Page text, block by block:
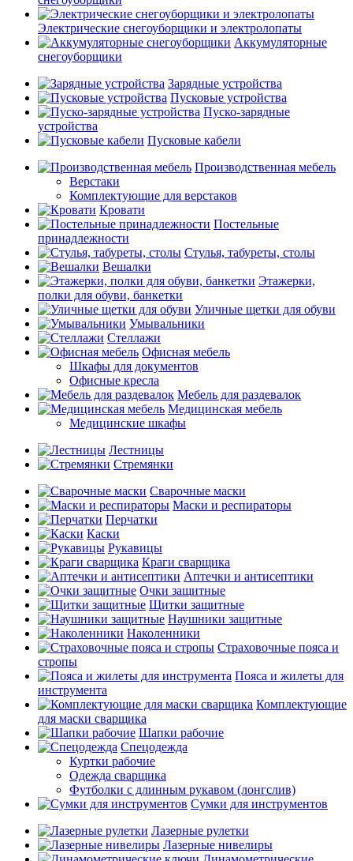
Электрические снегоуборщики и электролопаты
Аккумуляторные
снегоуборщики
Зарядные устройства
Пусковые устройства
Пуско-зарядные
устройства
Пусковые кабели
Производственная мебель
Верстаки
Комплектующие для верстаков
Кровати
Постельные
принадлежности
Стулья, табуреты, столы
Вешалки
Этажерки,
полки для обуви, банкетки
Уличные щетки для обуви
Умывальники
Стеллажи
Офисная мебель
Шкафы для документов
Офисные кресла
Мебель для раздевалок
Медицинская мебель
Медицинские шкафы
Лестницы
Стремянки
Сварочные маски
Маски и респираторы
Перчатки
Каски
Рукавицы
Краги сварщика
Аптечки и антисептики
Очки защитные
Щитки защитные
Наушники защитные
Наколенники
Страховочные пояса и
стропы
Пояса и жилеты для
инструмента
Комплектующие
для маски сварщика
Шапки рабочие
Спецодежда
Куртки рабочие
Одежда сварщика
Футболки с длинным рукавом (лонгслив)
Сумки для инструментов
Лазерные рулетки
Лазерные нивелиры